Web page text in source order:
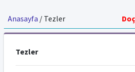
Anasayfa / Tezler
Tezler